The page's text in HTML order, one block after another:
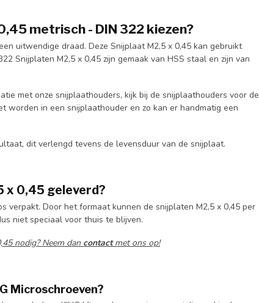
metrisch - DIN 322 kiezen?
uitwendige draad. Deze Snijplaat M2,5 x 0,45 kan gebruikt
Snijplaten M2,5 x 0,45 zijn gemaak van HSS staal en zijn van
met onze snijplaathouders, kijk bij de snijplaathouders voor de
worden in een snijplaathouder en zo kan er handmatig een
dit verlengd tevens de levensduur van de snijplaat.
x 0,45 geleverd?
verpakt. Door het formaat kunnen de snijplaten M2,5 x 0,45 per
niet speciaal voor thuis te blijven.
nodig? Neem dan contactmet ons op!
Microschroeven?